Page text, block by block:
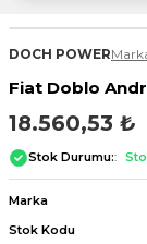
DOCH POWER
Fiat Doblo
18.560,53 ₺
Stok Durumu:
Marka
Stok Kodu